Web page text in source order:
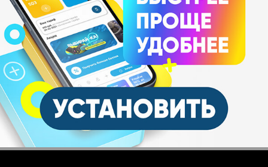
Схема проезда
6 ПОСТОВ
Пылесос
карта МОЙ-КА! DS
БЕЗНАЛИЧНАЯ ОПЛАТА
МОБИЛЬНОЕ ПРИЛОЖЕНИЕ